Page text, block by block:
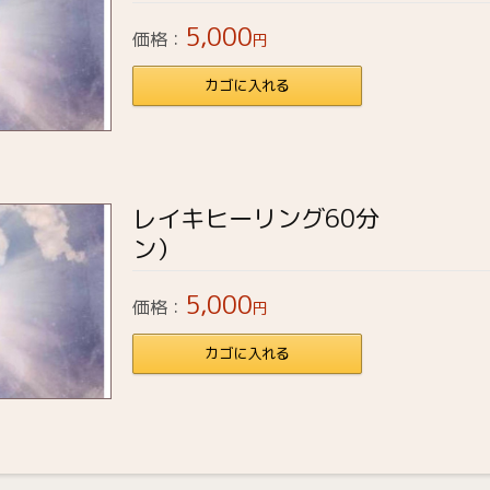
価格： 5,000円
カゴに入れる
レイキヒーリング60分
ン）
価格： 5,000円
カゴに入れる